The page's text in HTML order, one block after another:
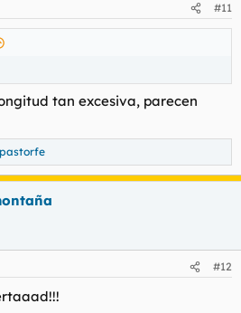
#11
tan excesiva, parecen
pastorfe
#12